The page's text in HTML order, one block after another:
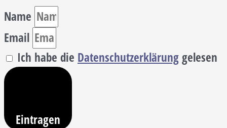
Name
Email
Ich habe die Datenschutzerklärunggelesen
Eintragen